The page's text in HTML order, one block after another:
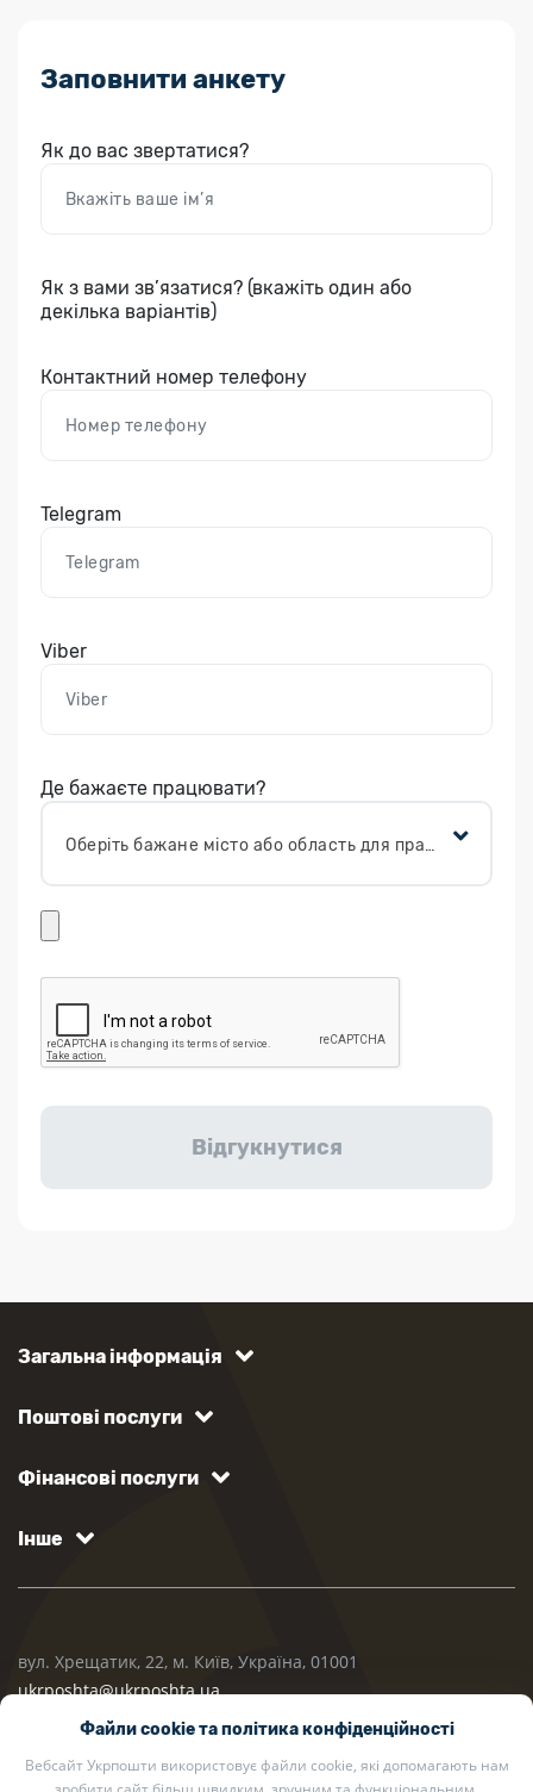
Заповнити анкету
Як до вас звертатися?
Як з вами зв’язатися? (вкажіть один або
декілька варіантів)
Контактний номер телефону
Telegram
Viber
Де бажаєте працювати?
Оберіть бажане місто або область для працевлаштування
Файли cookie та політика конфіденційності
Вебсайт Укрпошти використовує файли cookie, які допомагають нам
Загальна інформація
Поштові послуги
Фінансові послуги
Інше
вул. Хрещатик, 22, м. Київ, Україна, 01001
ukrposhta@ukrposhta.ua